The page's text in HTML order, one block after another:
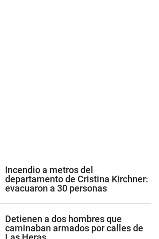
Incendio a metros del
departamento de Cristina Kirchner:
evacuaron a 30 personas
Detienen a dos hombres que
caminaban armados por calles de